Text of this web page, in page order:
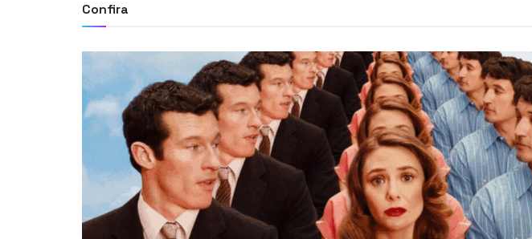
Confira